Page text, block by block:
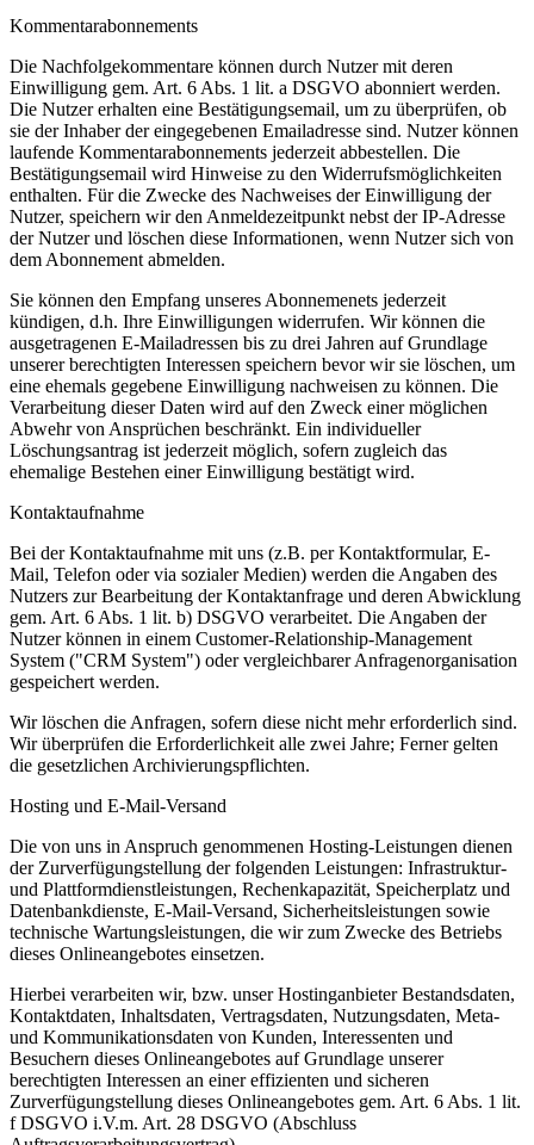
Kommentarabonnements
Die Nachfolgekommentare können durch Nutzer mit deren
Einwilligung gem. Art. 6 Abs. 1 lit. a DSGVO abonniert werden.
Die Nutzer erhalten eine Bestätigungsemail, um zu überprüfen, ob
sie der Inhaber der eingegebenen Emailadresse sind. Nutzer können
laufende Kommentarabonnements jederzeit abbestellen. Die
Bestätigungsemail wird Hinweise zu den Widerrufsmöglichkeiten
enthalten. Für die Zwecke des Nachweises der Einwilligung der
Nutzer, speichern wir den Anmeldezeitpunkt nebst der IP-Adresse
der Nutzer und löschen diese Informationen, wenn Nutzer sich von
dem Abonnement abmelden.
Sie können den Empfang unseres Abonnemenets jederzeit
kündigen, d.h. Ihre Einwilligungen widerrufen. Wir können die
ausgetragenen E-Mailadressen bis zu drei Jahren auf Grundlage
unserer berechtigten Interessen speichern bevor wir sie löschen, um
eine ehemals gegebene Einwilligung nachweisen zu können. Die
Verarbeitung dieser Daten wird auf den Zweck einer möglichen
Abwehr von Ansprüchen beschränkt. Ein individueller
Löschungsantrag ist jederzeit möglich, sofern zugleich das
ehemalige Bestehen einer Einwilligung bestätigt wird.
Kontaktaufnahme
Bei der Kontaktaufnahme mit uns (z.B. per Kontaktformular, E-
Mail, Telefon oder via sozialer Medien) werden die Angaben des
Nutzers zur Bearbeitung der Kontaktanfrage und deren Abwicklung
gem. Art. 6 Abs. 1 lit. b) DSGVO verarbeitet. Die Angaben der
Nutzer können in einem Customer-Relationship-Management
System ("CRM System") oder vergleichbarer Anfragenorganisation
gespeichert werden.
Wir löschen die Anfragen, sofern diese nicht mehr erforderlich sind.
Wir überprüfen die Erforderlichkeit alle zwei Jahre; Ferner gelten
die gesetzlichen Archivierungspflichten.
Hosting und E-Mail-Versand
Die von uns in Anspruch genommenen Hosting-Leistungen dienen
der Zurverfügungstellung der folgenden Leistungen: Infrastruktur-
und Plattformdienstleistungen, Rechenkapazität, Speicherplatz und
Datenbankdienste, E-Mail-Versand, Sicherheitsleistungen sowie
technische Wartungsleistungen, die wir zum Zwecke des Betriebs
dieses Onlineangebotes einsetzen.
Hierbei verarbeiten wir, bzw. unser Hostinganbieter Bestandsdaten,
Kontaktdaten, Inhaltsdaten, Vertragsdaten, Nutzungsdaten, Meta-
und Kommunikationsdaten von Kunden, Interessenten und
Besuchern dieses Onlineangebotes auf Grundlage unserer
berechtigten Interessen an einer effizienten und sicheren
Zurverfügungstellung dieses Onlineangebotes gem. Art. 6 Abs. 1 lit.
f DSGVO i.V.m. Art. 28 DSGVO (Abschluss